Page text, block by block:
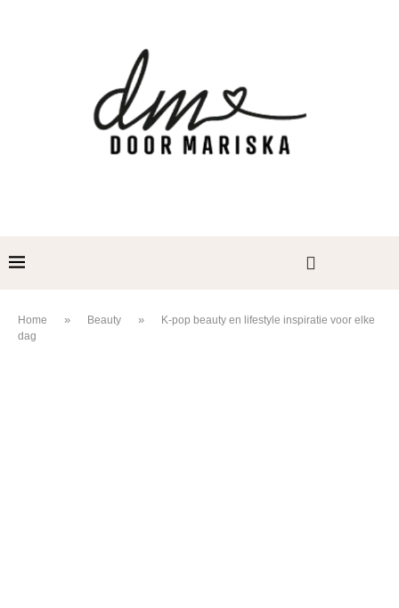
Home » Beauty »
K-pop beauty en lifestyle inspiratie voor elke
dag